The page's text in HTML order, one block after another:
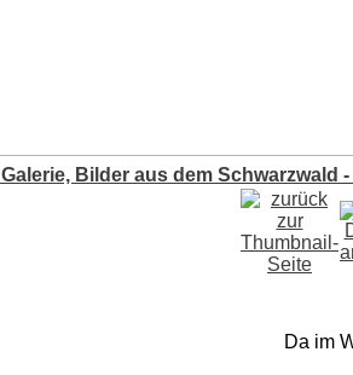
Bilder aus dem Schwarzwald
Da im